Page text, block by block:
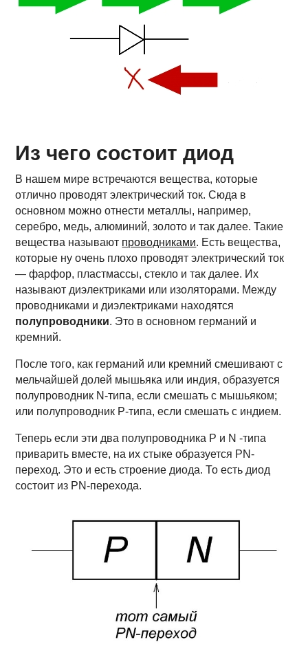
Из чего состоит диод
В нашем мире встречаются вещества, которые
отлично проводят электрический ток. Сюда в
основном можно отнести металлы, например,
серебро, медь, алюминий, золото и так далее. Такие
вещества называют проводниками. Есть вещества,
которые ну очень плохо проводят электрический ток
— фарфор, пластмассы, стекло и так далее. Их
называют диэлектриками или изоляторами. Между
проводниками и диэлектриками находятся
полупроводники. Это в основном германий и
кремний.
После того, как германий или кремний смешивают с
мельчайшей долей мышьяка или индия, образуется
полупроводник N-типа, если смешать с мышьяком;
или полупроводник P-типа, если смешать с индием.
Теперь если эти два полупроводника P и N -типа
приварить вместе, на их стыке образуется PN-
переход. Это и есть строение диода. То есть диод
состоит из PN-перехода.